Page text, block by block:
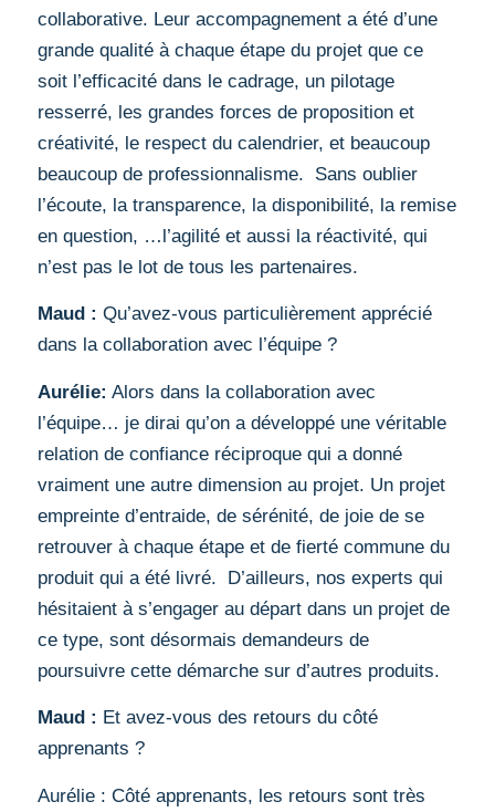
collaborative. Leur accompagnement a été d’une
grande qualité à chaque étape du projet que ce
soit l’efficacité dans le cadrage, un pilotage
resserré, les grandes forces de proposition et
créativité, le respect du calendrier, et beaucoup
beaucoup de professionnalisme. Sans oublier
l’écoute, la transparence, la disponibilité, la remise
en question, …l’agilité et aussi la réactivité, qui
n’est pas le lot de tous les partenaires.
Maud : Qu’avez-vous particulièrement apprécié
dans la collaboration avec l’équipe ?
Aurélie: Alors dans la collaboration avec
l’équipe… je dirai qu’on a développé une véritable
relation de confiance réciproque qui a donné
vraiment une autre dimension au projet. Un projet
empreinte d’entraide, de sérénité, de joie de se
retrouver à chaque étape et de fierté commune du
produit qui a été livré. D’ailleurs, nos experts qui
hésitaient à s’engager au départ dans un projet de
ce type, sont désormais demandeurs de
poursuivre cette démarche sur d’autres produits.
Maud : Et avez-vous des retours du côté
apprenants ?
Aurélie : Côté apprenants, les retours sont très